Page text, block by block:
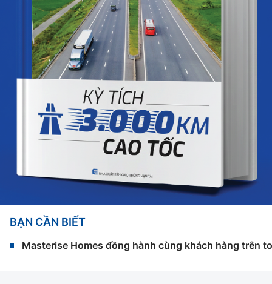
BẠN CẦN BIẾT
Masterise Homes đồng hành cùng khách hàng trên